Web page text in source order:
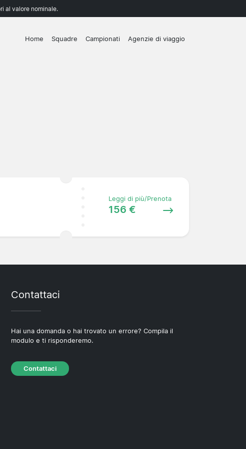
al valore nominale.
Home Squadre Campionati Agenzie di viaggio
Leggi di più/Prenota
156 €
Contattaci
Hai una domanda o hai trovato un errore? Compila il
modulo e ti risponderemo.
Contattaci